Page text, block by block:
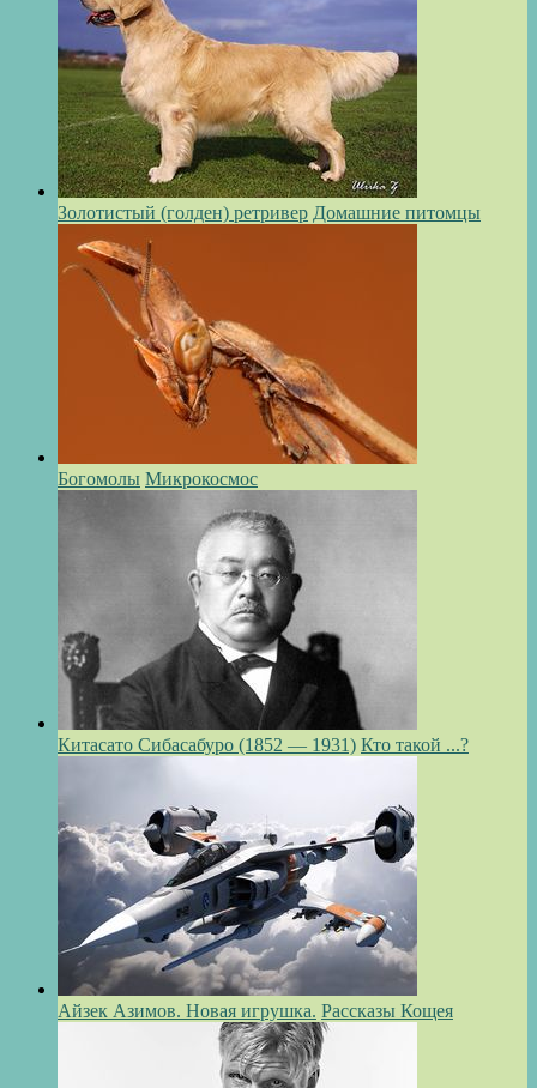
Золотистый (голден) ретривер Домашние питомцы
Богомолы Микрокосмос
Китасато Сибасабуро (1852 — 1931) Кто такой ...?
Айзек Азимов. Новая игрушка. Рассказы Кощея